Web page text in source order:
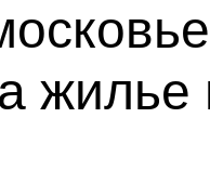
жилье